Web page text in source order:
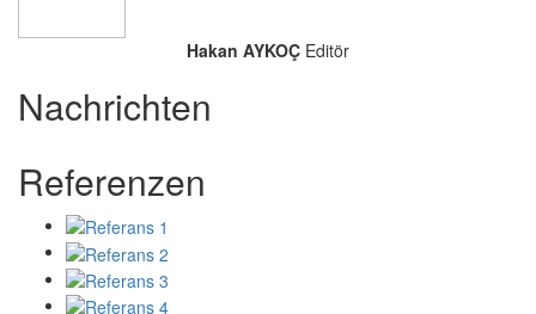
Hakan AYKOÇ Editör
Nachrichten
Referenzen